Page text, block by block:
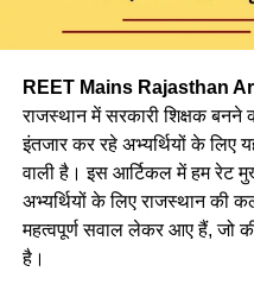
Q. निम्न में से किस सोपान के
(a) जिज्ञासा
(b) अभ्यास
(c) अनुकरण
(d) उपर्युक्त सभी
REET Mains Rajasthan
राजस्थान में सरकारी शिक्षक बनने
इंतजार कर रहे अभ्यर्थियों के लिए
वाली है। इस आर्टिकल में हम रेट
अभ्यर्थियों के लिए राजस्थान की
महत्वपूर्ण सवाल लेकर आए हैं, जो की
है।